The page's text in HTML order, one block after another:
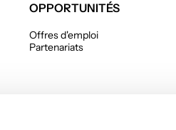
OPPORTUNITÉS
Offres d'emploi
Partenariats